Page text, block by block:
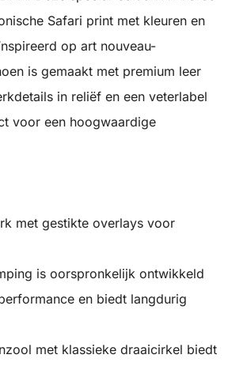
Safari print met kleuren en
op art nouveau-
is gemaakt met premium leer
in reliëf en een veterlabel
voor een hoogwaardige
met gestikte overlays voor
is oorspronkelijk ontwikkeld
en biedt langdurig
met klassieke draaicirkel biedt